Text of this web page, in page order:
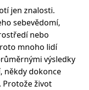
jen znalosti.
sebevědomí,
nebo
mnoho lidí
výsledky
někdy dokonce
Protože život